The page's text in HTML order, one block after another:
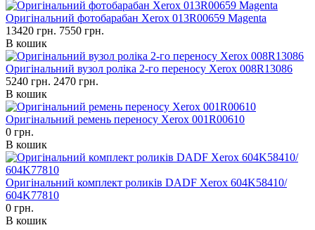
Оригінальний фотобарабан Xerox 013R00659 Magenta
13420 грн. 7550 грн.
В кошик
Оригінальний вузол роліка 2-го переносу Xerox 008R13086
5240 грн. 2470 грн.
В кошик
Оригінальний ремень переносу Xerox 001R00610
0 грн.
В кошик
Оригінальний комплект роликів DADF Xerox 604K58410/
604K77810
0 грн.
В кошик